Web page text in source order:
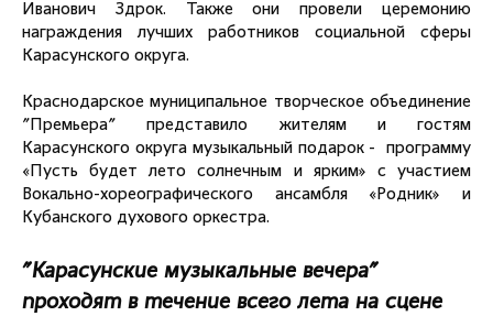
Иванович Здрок. Также они провели церемонию
награждения лучших работников социальной сферы
Карасунского округа.
Краснодарское муниципальное творческое объединение
"Премьера" представило жителям и гостям
Карасунского округа музыкальный подарок - программу
«Пусть будет лето солнечным и ярким» с участием
Вокально-хореографического ансамбля «Родник» и
Кубанского духового оркестра.
"Карасунские музыкальные вечера"
проходят в течение всего лета на сцене